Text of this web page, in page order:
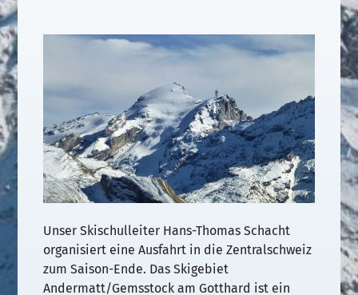
Unser Skischulleiter Hans-Thomas Schacht
organisiert eine Ausfahrt in die Zentralschweiz
zum Saison-Ende. Das Skigebiet
Andermatt/Gemsstock am Gotthard ist ein